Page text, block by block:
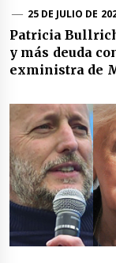
25 DE JULIO DE
Patricia
y más deuda
exministra de